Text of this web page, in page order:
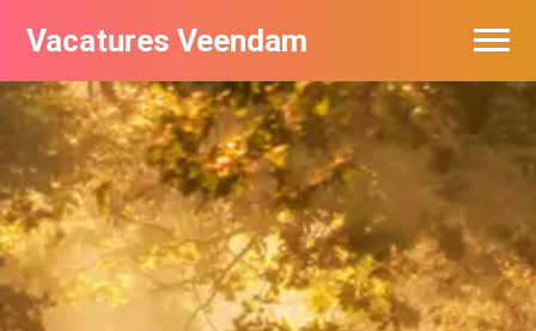
Vacatures Veendam
Vacatures per bedrijf